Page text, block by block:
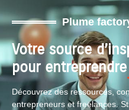
Plume
Votre source
pour entreprendre
Découvrez des ressources,
entrepreneurs et freelances.